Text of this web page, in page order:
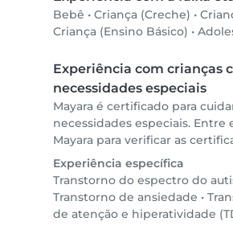
Bebê • Criança (Creche) •
Criança (Ensino Básico) •
Experiência com crianças
necessidades especiais
Mayara é certificado para
necessidades especiais.
Mayara para verificar as
Experiência específica
Transtorno do espectro do
Transtorno de ansiedade •
de atenção e hiperatividade